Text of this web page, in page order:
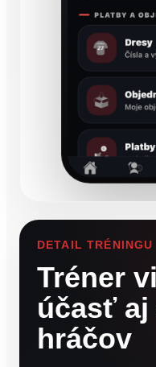
DETAIL TRÉNINGU
Tréner
účasť aj
hráčov